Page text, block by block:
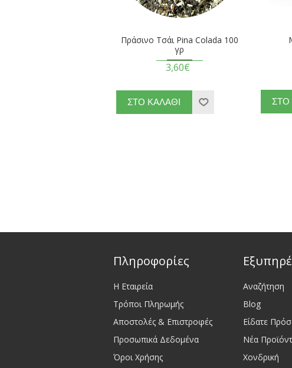
Πράσινο Τσάι Pina Colada 100
γρ
3,60€
Πληροφορίες
Η Εταιρεία
Τρόποι Πληρωμής
Αποστολές & Επιστροφές
Προσωπικά Δεδομένα
Όροι Χρήσης
Αναζήτηση
Blog
Είδατε
Νέα
Χονδρική